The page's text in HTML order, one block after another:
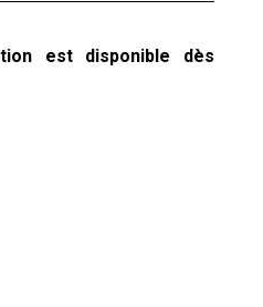
est disponible dès